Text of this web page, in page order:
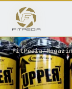
FitPedia/